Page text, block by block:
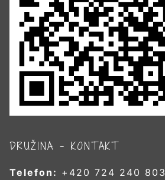
DRUŽINA – KONTAKT
Telefon: +420 724 240 803